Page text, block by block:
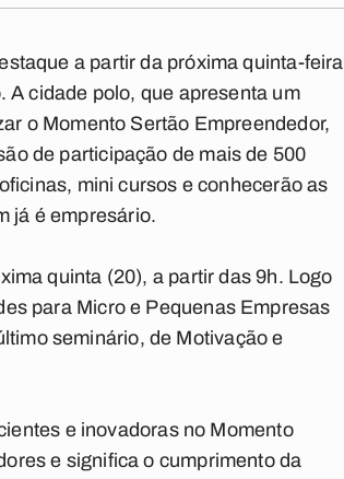
a partir da próxima quinta-feira
A cidade polo, que apresenta um
o Momento Sertão Empreendedor,
de participação de mais de 500
mini cursos e conhecerão as
já é empresário.
quinta (20), a partir das 9h. Logo
para Micro e Pequenas Empresas
seminário, de Motivação e
e inovadoras no Momento
e significa o cumprimento da